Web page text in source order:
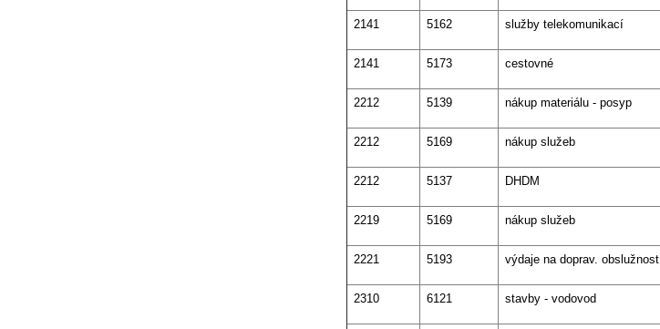
2141 5162 služby telekomunikací
2141 5173 cestovné
2212 5139 nákup materiálu - posyp
2212 5169 nákup služeb
2212 5137 DHDM
2219 5169 nákup služeb
2221 5193 výdaje na doprav. obslužnost
2310 6121 stavby - vodovod